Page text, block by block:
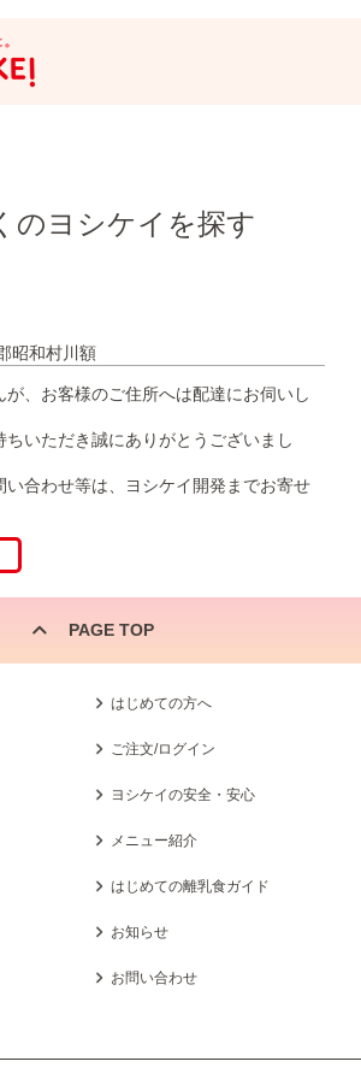
のヨシケイを探す
昭和村川額
、お客様のご住所へは配達にお伺いし
ちいただき誠にありがとうございまし
合わせ等は、ヨシケイ開発までお寄せ
PAGE TOP
はじめての方へ
ご注文/ログイン
ヨシケイの安全・安心
メニュー紹介
はじめての離乳食ガイド
お知らせ
お問い合わせ